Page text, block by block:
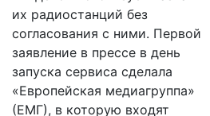
их радиостанций без
согласования с ними. Первой
заявление в прессе в день
запуска сервиса сделала
«Европейская медиагруппа»
(ЕМГ), в которую входят